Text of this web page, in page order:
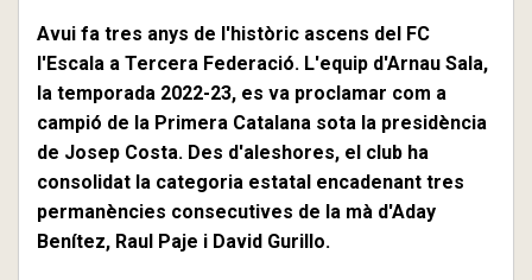
Avui fa tres anys de l'històric ascens del FC
l'Escala a Tercera Federació. L'equip d'Arnau Sala,
la temporada 2022-23, es va proclamar com a
campió de la Primera Catalana sota la presidència
de Josep Costa. Des d'aleshores, el club ha
consolidat la categoria estatal encadenant tres
permanències consecutives de la mà d'Aday
Benítez, Raul Paje i David Gurillo.